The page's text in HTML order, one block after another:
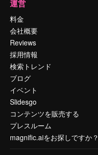
運営
料金
会社概要
Reviews
採用情報
検索トレンド
ブログ
イベント
Slidesgo
コンテンツを販売する
プレスルーム
magnific.aiをお探しですか？